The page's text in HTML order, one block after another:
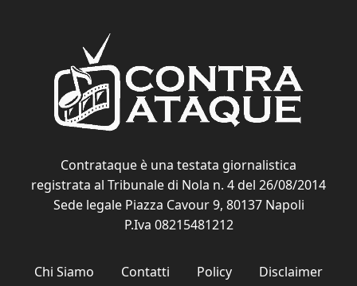
Contrataque è una testata giornalistica
registrata al Tribunale di Nola n. 4 del 26/08/2014
Sede legale Piazza Cavour 9, 80137 Napoli
P.Iva 08215481212
Chi Siamo Contatti Policy
Disclaimer